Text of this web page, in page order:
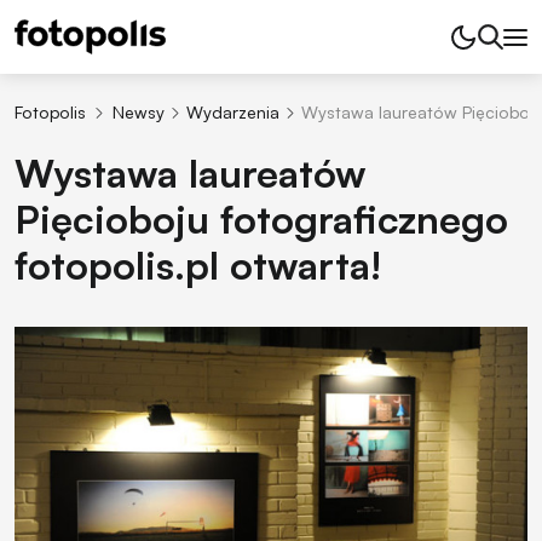
Fotopolis Newsy Wydarzenia Wystawa laureatów
Wystawa laureatów
Pięcioboju fotograficznego
fotopolis.pl otwarta!